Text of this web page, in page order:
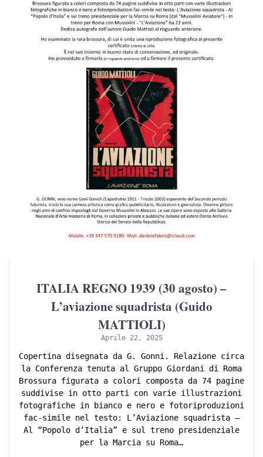
ITALIA REGNO 1939 (30 agosto) –
L’aviazione squadrista (Guido
MATTIOLI)
Aprile 22, 2025
Copertina disegnata da G. Gonni. Relazione circa
la Conferenza tenuta al Gruppo Giordani di Roma
Brossura figurata a colori composta da 74 pagine
suddivise in otto parti con varie illustrazioni
fotografiche in bianco e nero e fotoriproduzioni
fac-simile nel testo: L’Aviazione squadrista –
Al “Popolo d’Italia” e sul treno presidenziale
per la Marcia su Roma…